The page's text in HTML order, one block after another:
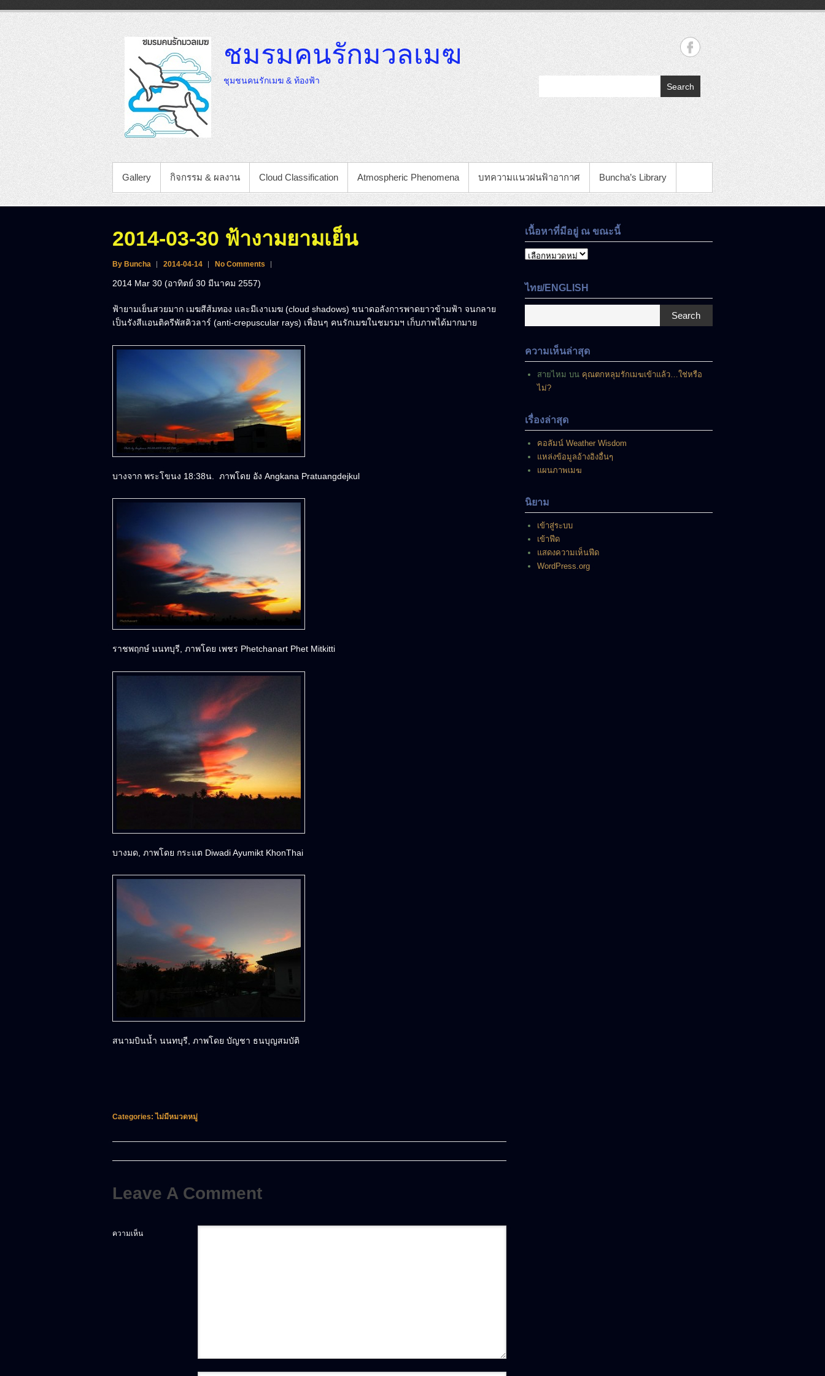
content
ชมรมคนรักมวลเมฆ
ชุมชนคนรักเมฆ & ท้องฟ้า
Search
PRIMARY MENU
Gallery กิจกรรม & ผลงาน Cloud Classification Atmospheric Phenomena บทความแนวฝนฟ้าอากาศ Buncha’s Library
2014-03-30 ฟ้างามยามเย็น
By Buncha 2014-04-14 No Comments
2014 Mar 30 (อาทิตย์ 30 มีนาคม 2557)
ฟ้ายามเย็นสวยมาก เมฆสีส้มทอง และมีเงาเมฆ (cloud shadows) ขนาดอลังการพาดยาวข้ามฟ้า จนกลาย
เป็นรังสีแอนติครีพัสคิวลาร์ (anti-crepuscular rays) เพื่อนๆ คนรักเมฆในชมรมฯ เก็บภาพได้มากมาย
บางจาก พระโขนง 18:38น. ภาพโดย อัง Angkana Pratuangdejkul
ราชพฤกษ์ นนทบุรี, ภาพโดย เพชร Phetchanart Phet Mitkitti
บางมด, ภาพโดย กระแต Diwadi Ayumikt KhonThai
สนามบินน้ำ นนทบุรี, ภาพโดย บัญชา ธนบุญสมบัติ
Categories: ไม่มีหมวดหมู่
Leave A Comment
ความเห็น
เนื้อหาที่มีอยู่ ณ ขณะนี้
เนื้อหา
มี
ไทย/ENGLISH
Search
ความเห็นล่าสุด
สายไหม บน คุณตกหลุมรักเมฆเข้าแล้ว…ใช่หรือ
ไม่?
เรื่องล่าสุด
คอลัมน์ Weather Wisdom
แหล่งข้อมูลอ้างอิงอื่นๆ
แผนภาพเมฆ
นิยาม
เข้าสู่ระบบ
เข้าฟีด
แสดงความเห็นฟีด
WordPress.org